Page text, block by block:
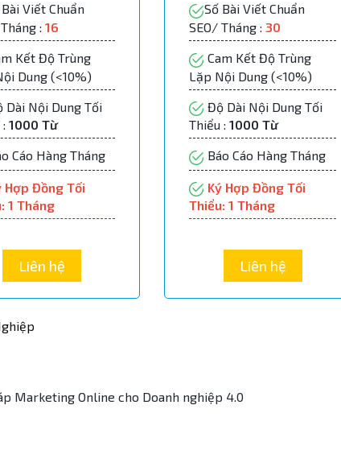
Viết Chuẩn
: 16
Kết Độ Trùng
Dung (<10%)
Dài Nội Dung Tối
1000 Từ
Cáo Hàng Tháng
Hợp Đồng Tối
1 Tháng
Liên hệ
Số Bài Viết Chuẩn
SEO/ Tháng :30
Cam Kết Độ Trùng
Lặp Nội Dung (<10%)
Độ Dài Nội Dung Tối
Thiểu : 1000 Từ
Báo Cáo Hàng Tháng
Ký Hợp Đồng Tối
Thiểu: 1 Tháng
Liên hệ
Marketing Online cho Doanh nghiệp 4.0